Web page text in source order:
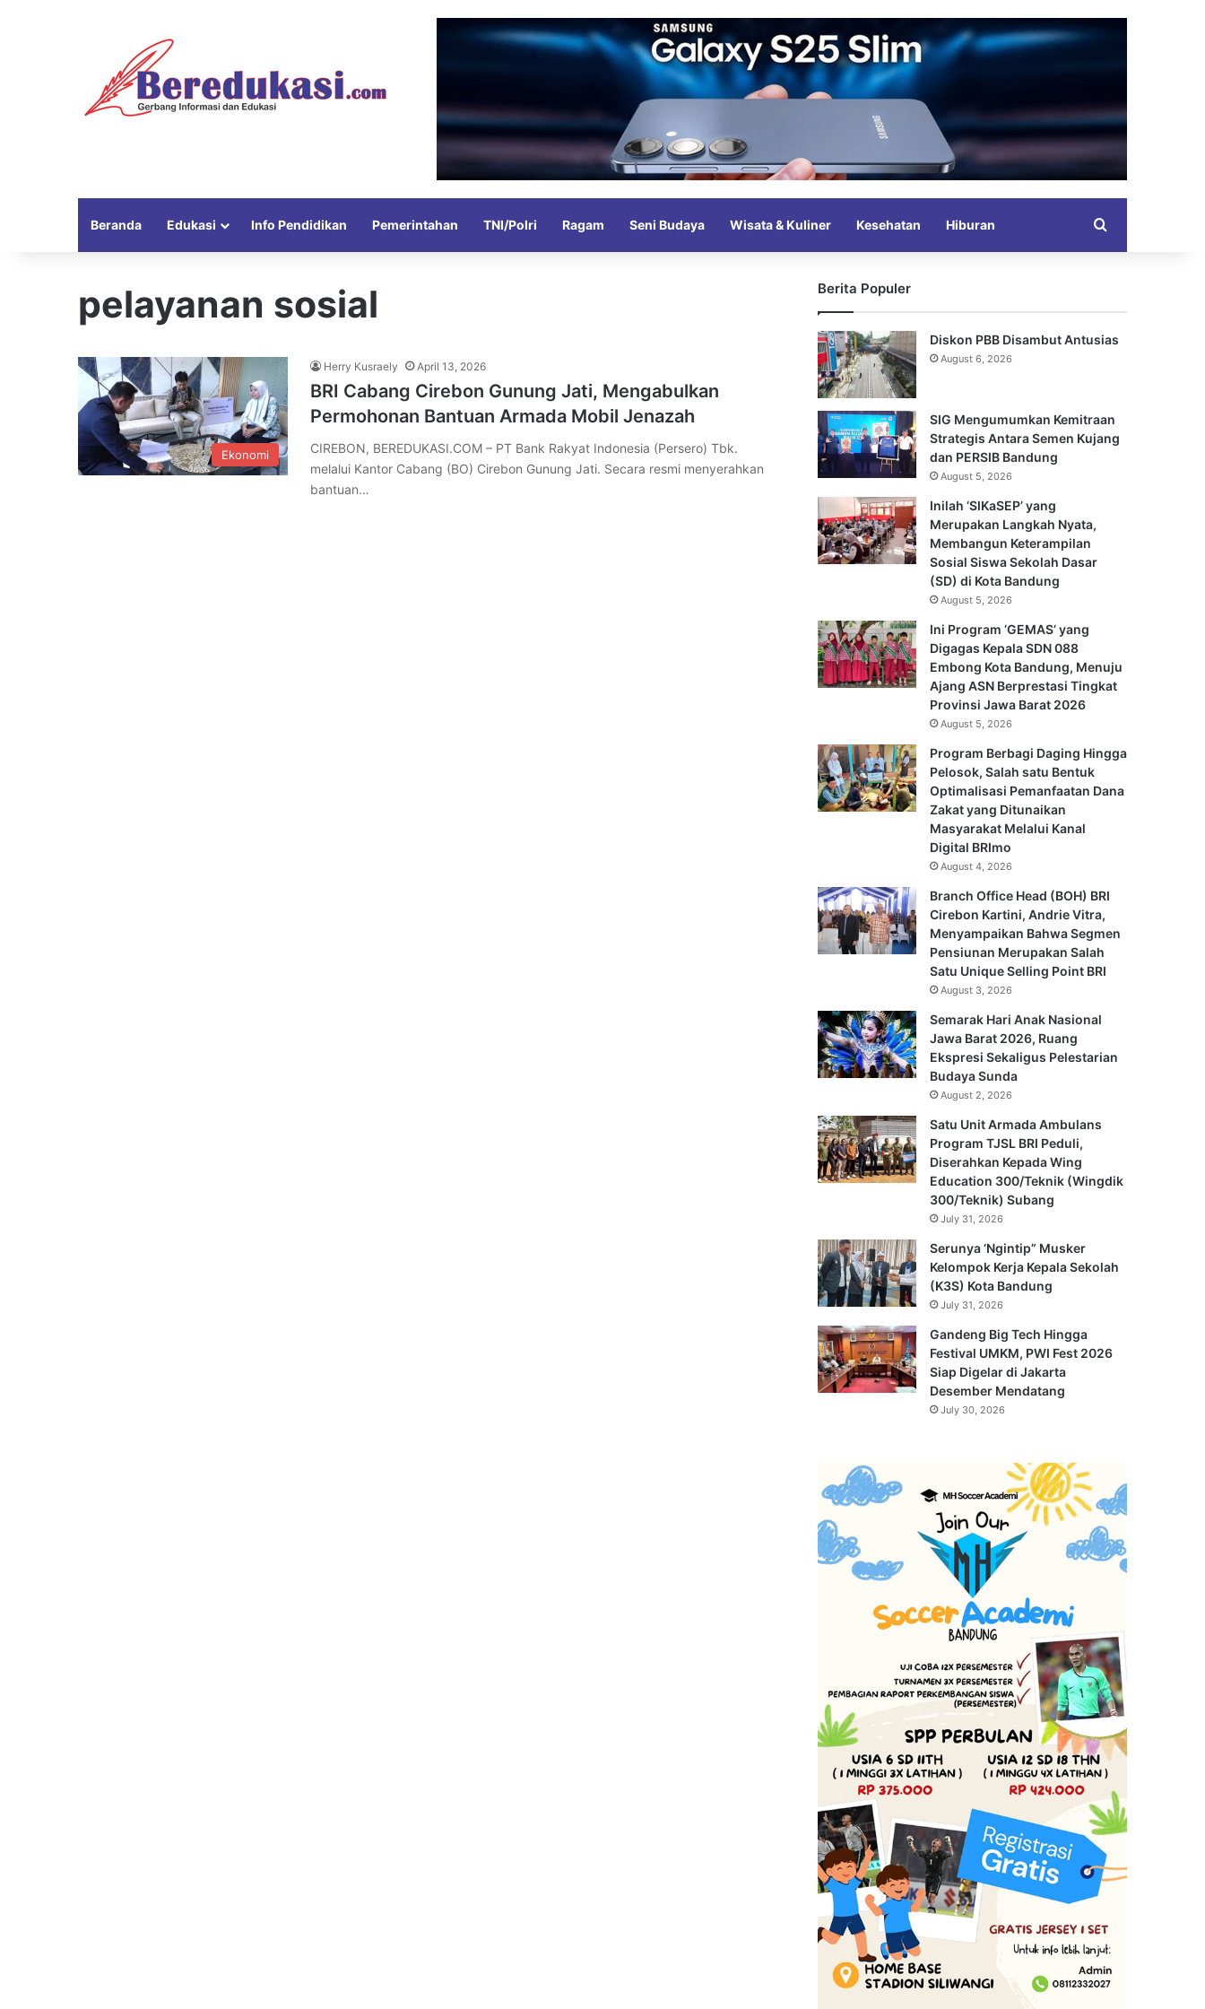
Beranda Edukasi Info Pendidikan Pemerintahan TNI/Polri Ragam Seni Budaya Wisata & Kuliner Kesehatan Hiburan
pelayanan sosial
Ekonomi
Herry Kusraely April 13, 2026
BRI Cabang Cirebon Gunung Jati, Mengabulkan
Permohonan Bantuan Armada Mobil Jenazah
CIREBON, BEREDUKASI.COM – PT Bank Rakyat Indonesia (Persero) Tbk.
melalui Kantor Cabang (BO) Cirebon Gunung Jati. Secara resmi menyerahkan
bantuan…
Berita Populer
Diskon PBB Disambut Antusias
August 6, 2026
SIG Mengumumkan Kemitraan
Strategis Antara Semen Kujang
dan PERSIB Bandung
August 5, 2026
Inilah ‘SIKaSEP’ yang
Merupakan Langkah Nyata,
Membangun Keterampilan
Sosial Siswa Sekolah Dasar
(SD) di Kota Bandung
August 5, 2026
Ini Program ‘GEMAS’ yang
Digagas Kepala SDN 088
Embong Kota Bandung, Menuju
Ajang ASN Berprestasi Tingkat
Provinsi Jawa Barat 2026
August 5, 2026
Program Berbagi Daging Hingga
Pelosok, Salah satu Bentuk
Optimalisasi Pemanfaatan Dana
Zakat yang Ditunaikan
Masyarakat Melalui Kanal
Digital BRImo
August 4, 2026
Branch Office Head (BOH) BRI
Cirebon Kartini, Andrie Vitra,
Menyampaikan Bahwa Segmen
Pensiunan Merupakan Salah
Satu Unique Selling Point BRI
August 3, 2026
Semarak Hari Anak Nasional
Jawa Barat 2026, Ruang
Ekspresi Sekaligus Pelestarian
Budaya Sunda
August 2, 2026
Satu Unit Armada Ambulans
Program TJSL BRI Peduli,
Diserahkan Kepada Wing
Education 300/Teknik (Wingdik
300/Teknik) Subang
July 31, 2026
Serunya ‘Ngintip” Musker
Kelompok Kerja Kepala Sekolah
(K3S) Kota Bandung
July 31, 2026
Gandeng Big Tech Hingga
Festival UMKM, PWI Fest 2026
Siap Digelar di Jakarta
Desember Mendatang
July 30, 2026